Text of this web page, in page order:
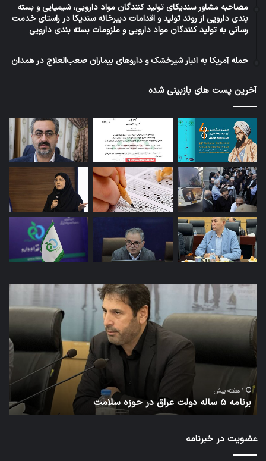
مصاحبه مشاور سندیکای تولید کنندگان مواد دارویی، شیمیایی و بسته
بندی دارویی از روند تولید و اقدامات دبیرخانه سندیکا در راستای خدمت
رسانی به تولید کنندگان مواد دارویی و ملزومات بسته بندی دارویی
حمله آمریکا به انبار شیرخشک و داروهای بیماران صعب‌العلاج در همدان
آخرین پست های بازبینی شده
برنامه
ساله
دولت
عراق
در
حوزه
سلامت
1 هفته پیش
برنامه ۵ ساله دولت عراق در حوزه سلامت
عضویت در خبرنامه